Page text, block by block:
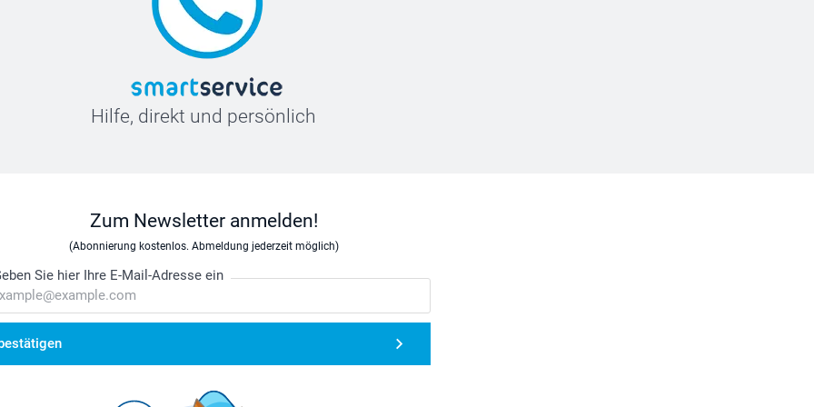
Hilfe, direkt und persönlich
Zum Newsletter anmelden!
(Abonnierung kostenlos. Abmeldung jederzeit möglich)
Sie hier Ihre E-Mail-Adresse ein